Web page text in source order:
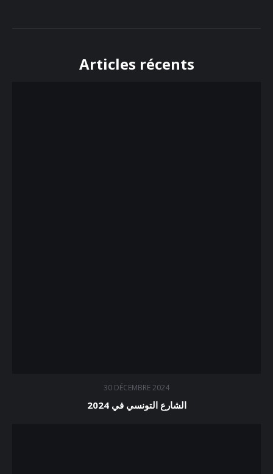
Articles récents
30 DÉCEMBRE 2024
الشارع التونسي في 2024